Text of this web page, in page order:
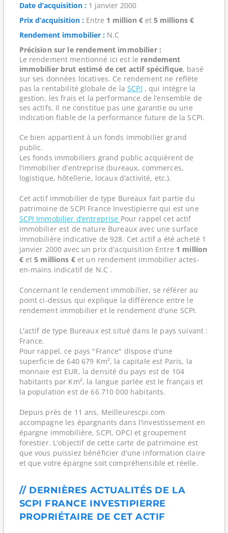
Date d’acquisition :1 janvier 2000
Prix d’acquisition :Entre 1 million €et 5 millions €
Rendement immobilier :N.C
Précision sur le rendement immobilier :
Le rendement mentionné ici est le rendement
immobilier brut estimé de cet actif spécifique, basé
sur ses données locatives. Ce rendement ne reflète
pas la rentabilité globale de laSCPI , qui intègre la
gestion, les frais et la performance de l’ensemble de
ses actifs. Il ne constitue pas une garantie ou une
indication fiable de la performance future de la SCPI.
Ce bien appartient à un fonds immobilier grand
public.
Les fonds immobiliers grand public acquièrent de
l’immobilier d’entreprise (bureaux, commerces,
logistique, hôtellerie, locaux d’activité, etc.).
Cet actif immobilier de type Bureaux fait partie du
patrimoine de SCPI France Investipierre qui est une
SCPI Immobilier d’entreprise Pour rappel cet actif
immobilier est de nature Bureaux avec une surface
immobilière indicative de 928. Cet actif a été acheté 1
janvier 2000 avec un prix d'acquisition Entre 1 million
€et5 millions €et un rendement immobilier actes-
en-mains indicatif de N.C .
Concernant le rendement immobilier, se référer au
point ci-dessus qui explique la différence entre le
rendement immobilier et le rendement d'une SCPI.
L'actif de type Bureaux est situé dans le pays suivant :
France.
Pour rappel, ce pays "France" dispose d'une
superficie de 640 679 Km², la capitale est Paris, la
monnaie est EUR, la densité du pays est de 104
habitants par Km², la langue parlée est le français et
la population est de 66 710 000 habitants.
Depuis près de 11 ans, Meilleurescpi.com
accompagne les épargnants dans l'investissement en
épargne immobilière, SCPI, OPCI et groupement
forestier. L'objectif de cette carte de patrimoine est
que vous puissiez bénéficier d'une information claire
et que votre épargne soit compréhensible et réelle.
// DERNIÈRES ACTUALITÉS DE LA
SCPI FRANCE INVESTIPIERRE
PROPRIÉTAIRE DE CET ACTIF